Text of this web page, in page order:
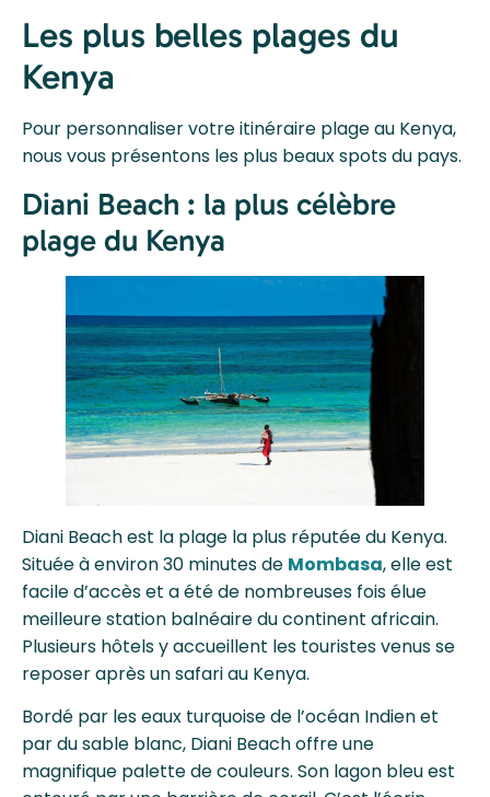
Les plus belles plages du
Kenya
Pour personnaliser votre itinéraire plage au Kenya,
nous vous présentons les plus beaux spots du pays.
Diani Beach : la plus célèbre
plage du Kenya
Diani Beach est la plage la plus réputée du Kenya.
Située à environ 30 minutes de Mombasa, elle est
facile d’accès et a été de nombreuses fois élue
meilleure station balnéaire du continent africain.
Plusieurs hôtels y accueillent les touristes venus se
reposer après un safari au Kenya.
Bordé par les eaux turquoise de l’océan Indien et
par du sable blanc, Diani Beach offre une
magnifique palette de couleurs. Son lagon bleu est